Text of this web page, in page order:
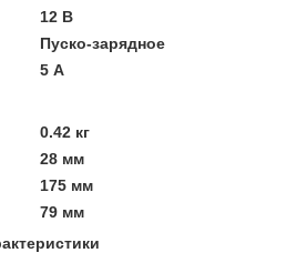
12 В
Пуско-зарядное
5 А
0.42 кг
28 мм
175 мм
79 мм